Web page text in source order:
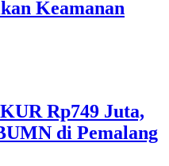
Keamanan
Rp749 Juta,
di Pemalang